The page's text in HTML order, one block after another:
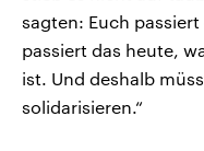
sagten: Euch
passiert das heute,
ist. Und deshalb
solidarisieren.“